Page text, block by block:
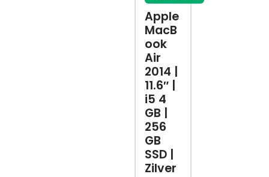
Apple
MacB
ook
Air
2014 |
11.6″ |
i5 4
GB |
256
GB
SSD |
Zilver